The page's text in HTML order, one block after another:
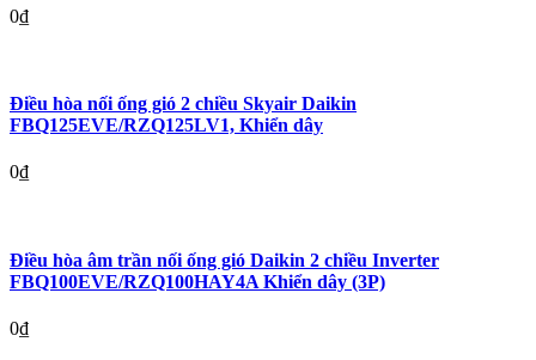
0₫
Điều hòa nối ống gió 2 chiều Skyair Daikin
FBQ125EVE/RZQ125LV1, Khiển dây
0₫
Điều hòa âm trần nối ống gió Daikin 2 chiều Inverter
FBQ100EVE/RZQ100HAY4A Khiển dây (3P)
0₫